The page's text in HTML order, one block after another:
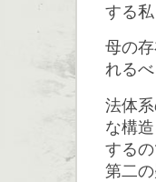
する私
母の
れる
法体
な構
する
第二